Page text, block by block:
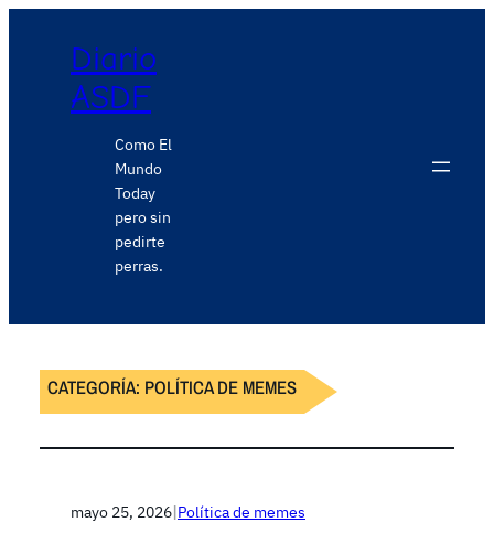
Diario
ASDF
Como El
Mundo
Today
pero sin
pedirte
perras.
CATEGORÍA: POLÍTICA DE MEMES
mayo 25, 2026|Política de memes